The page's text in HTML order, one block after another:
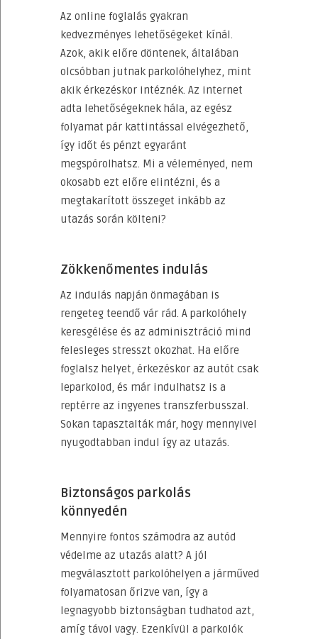
Az online foglalás gyakran
kedvezményes lehetőségeket kínál.
Azok, akik előre döntenek, általában
olcsóbban jutnak parkolóhelyhez, mint
akik érkezéskor intéznék. Az internet
adta lehetőségeknek hála, az egész
folyamat pár kattintással elvégezhető,
így időt és pénzt egyaránt
megspórolhatsz. Mi a véleményed, nem
okosabb ezt előre elintézni, és a
megtakarított összeget inkább az
utazás során költeni?
Zökkenőmentes indulás
Az indulás napján önmagában is
rengeteg teendő vár rád. A parkolóhely
keresgélése és az adminisztráció mind
felesleges stresszt okozhat. Ha előre
foglalsz helyet, érkezéskor az autót csak
leparkolod, és már indulhatsz is a
reptérre az ingyenes transzferbusszal.
Sokan tapasztalták már, hogy mennyivel
nyugodtabban indul így az utazás.
Biztonságos parkolás
könnyedén
Mennyire fontos számodra az autód
védelme az utazás alatt? A jól
megválasztott parkolóhelyen a járműved
folyamatosan őrizve van, így a
legnagyobb biztonságban tudhatod azt,
amíg távol vagy. Ezenkívül a parkolók